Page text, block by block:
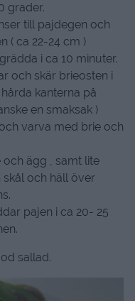
grader.
till pajdegen och
( ca 22-24 cm )
i ca 10 minuter.
och skär brieosten i
kanterna på
en smaksak )
varva med brie och
ägg , samt lite
och häll över
pajen i ca 20- 25
sallad.